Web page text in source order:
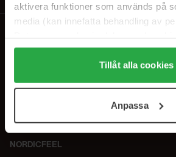
aktivera funktioner som används på
media (kan innefatta behandling av
Genom att trycka på "Tillåt alla
alla cookies, medan du under
användningen av cookies. Du kan när
samt vår Integritetspolicy.
Tillåt alla cookies
Anpassa
NORDICFEEL